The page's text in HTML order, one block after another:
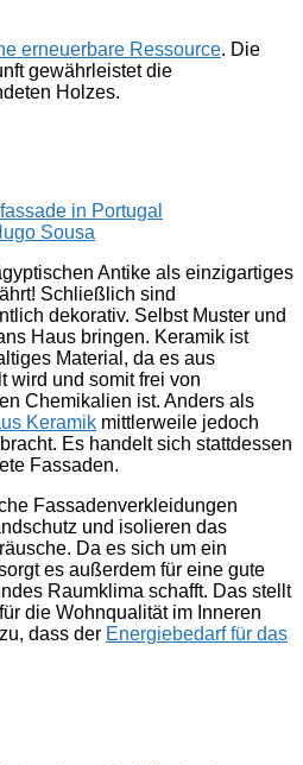
erneuerbare Ressource. Die
gewährleistet die
Holzes.
Sousa
Antike als einzigartiges
Schließlich sind
dekorativ. Selbst Muster und
Haus bringen. Keramik ist
Material, da es aus
wird und somit frei von
Chemikalien ist. Anders als
Keramik mittlerweile jedoch
Es handelt sich stattdessen
Fassaden.
Fassadenverkleidungen
und isolieren das
Da es sich um ein
es außerdem für eine gute
Raumklima schafft. Das stellt
die Wohnqualität im Inneren
dass der Energiebedarf für das